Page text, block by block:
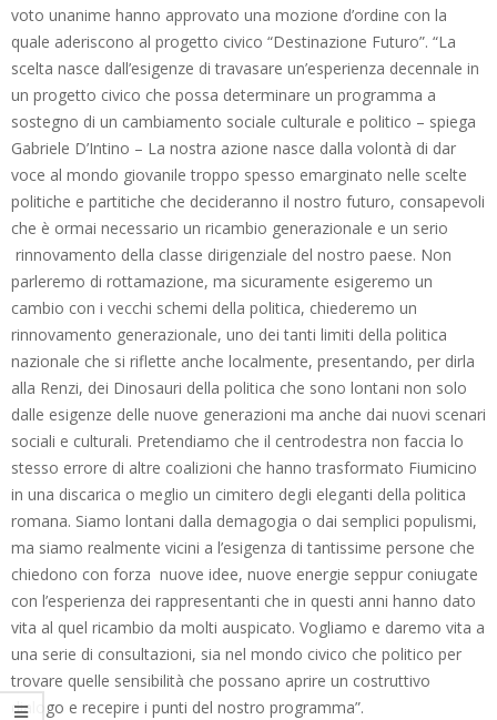
voto unanime hanno approvato una mozione d’ordine con la
quale aderiscono al progetto civico “Destinazione Futuro”. “La
scelta nasce dall’esigenze di travasare un’esperienza decennale in
un progetto civico che possa determinare un programma a
sostegno di un cambiamento sociale culturale e politico – spiega
Gabriele D’Intino – La nostra azione nasce dalla volontà di dar
voce al mondo giovanile troppo spesso emarginato nelle scelte
politiche e partitiche che decideranno il nostro futuro, consapevoli
che è ormai necessario un ricambio generazionale e un serio
rinnovamento della classe dirigenziale del nostro paese. Non
parleremo di rottamazione, ma sicuramente esigeremo un
cambio con i vecchi schemi della politica, chiederemo un
rinnovamento generazionale, uno dei tanti limiti della politica
nazionale che si riflette anche localmente, presentando, per dirla
alla Renzi, dei Dinosauri della politica che sono lontani non solo
dalle esigenze delle nuove generazioni ma anche dai nuovi scenari
sociali e culturali. Pretendiamo che il centrodestra non faccia lo
stesso errore di altre coalizioni che hanno trasformato Fiumicino
in una discarica o meglio un cimitero degli eleganti della politica
romana. Siamo lontani dalla demagogia o dai semplici populismi,
ma siamo realmente vicini a l’esigenza di tantissime persone che
chiedono con forza nuove idee, nuove energie seppur coniugate
con l’esperienza dei rappresentanti che in questi anni hanno dato
vita al quel ricambio da molti auspicato. Vogliamo e daremo vita a
una serie di consultazioni, sia nel mondo civico che politico per
trovare quelle sensibilità che possano aprire un costruttivo
dialogo e recepire i punti del nostro programma”.